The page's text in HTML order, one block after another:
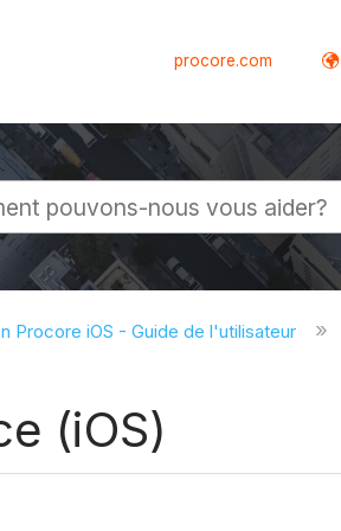
procore.com
Procore iOS - Guide de l'utilisateur
(iOS)